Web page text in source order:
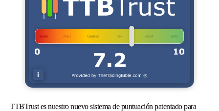
TTBTrust es nuestro nuevo sistema de puntuación patentado para